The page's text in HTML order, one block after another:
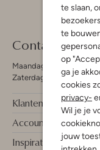
te slaan,
te
op
ga je
cookies
privacy-
Wil je je
jouw
Contact
Maandag - Vrijdag 09:00
Zaterdag 09:00 - 17:00
Klantenservice
Account
Inspiratie